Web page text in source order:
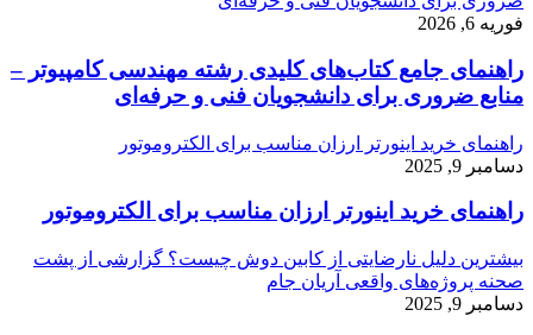
فوریه 6, 2026
راهنمای جامع کتاب‌های کلیدی رشته مهندسی کامپیوتر –
منابع ضروری برای دانشجویان فنی و حرفه‌ای
راهنمای خرید اینورتر ارزان مناسب برای الکتروموتور
دسامبر 9, 2025
راهنمای خرید اینورتر ارزان مناسب برای الکتروموتور
بیشترین دلیل نارضایتی از کابین دوش چیست؟ گزارشی از پشت
صحنه پروژه‌های واقعی آریان جام
دسامبر 9, 2025